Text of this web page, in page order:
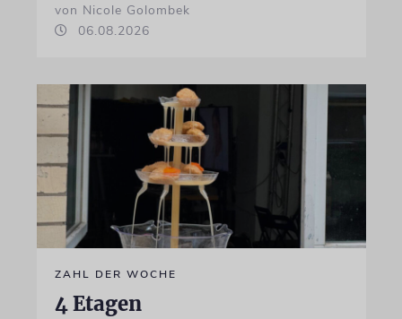
von Nicole Golombek
06.08.2026
ZAHL DER WOCHE
4 Etagen